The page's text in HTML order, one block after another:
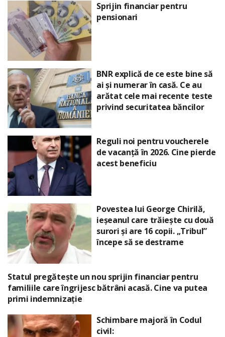
Sprijin financiar pentru
pensionari
BNR explică de ce este bine să
ai și numerar în casă. Ce au
arătat cele mai recente teste
privind securitatea băncilor
Reguli noi pentru voucherele
de vacanță în 2026. Cine pierde
acest beneficiu
Povestea lui George Chirilă,
ieșeanul care trăiește cu două
surori și are 16 copii. „Tribul”
începe să se destrame
Statul pregătește un nou sprijin financiar pentru
familiile care îngrijesc bătrâni acasă. Cine va putea
primi indemnizație
Schimbare majoră în Codul
civil: